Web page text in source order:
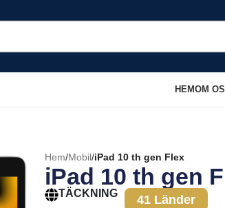
HEMOM
Hem/Mobil/iPad 10 th gen Flex
iPad 10 th gen
TÄCKNING 41 Länder